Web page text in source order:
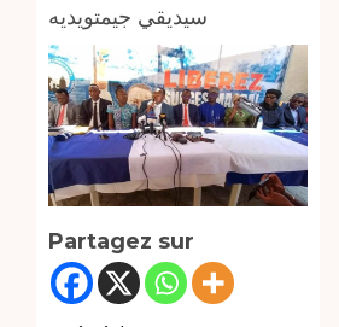
سيديقي جيمتويديه
Partagez sur